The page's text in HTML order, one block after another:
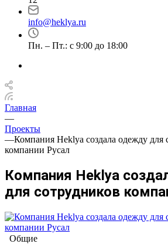
info@heklya.ru
Пн. – Пт.: с 9:00 до 18:00
Главная
—
Проекты
—Компания Heklya создала одежду для
компании Русал
Компания Heklya
для сотрудников
Общие